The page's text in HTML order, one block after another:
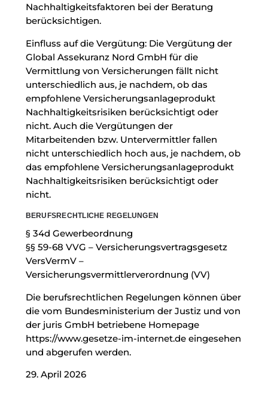
Nachhaltigkeitsfaktoren bei der Beratung
berücksichtigen.
Einfluss auf die Vergütung: Die Vergütung der
Global Assekuranz Nord GmbH für die
Vermittlung von Versicherungen fällt nicht
unterschiedlich aus, je nachdem, ob das
empfohlene Versicherungsanlageprodukt
Nachhaltigkeitsrisiken berücksichtigt oder
nicht. Auch die Vergütungen der
Mitarbeitenden bzw. Untervermittler fallen
nicht unterschiedlich hoch aus, je nachdem, ob
das empfohlene Versicherungsanlageprodukt
Nachhaltigkeitsrisiken berücksichtigt oder
nicht.
BERUFSRECHTLICHE REGELUNGEN
§ 34d Gewerbeordnung
§§ 59-68 VVG – Versicherungsvertragsgesetz
VersVermV –
Versicherungsvermittlerverordnung (VV)
Die berufsrechtlichen Regelungen können über
die vom Bundesministerium der Justiz und von
der juris GmbH betriebene Homepage
https://www.gesetze-im-internet.deeingesehen
und abgerufen werden.
29. April 2026